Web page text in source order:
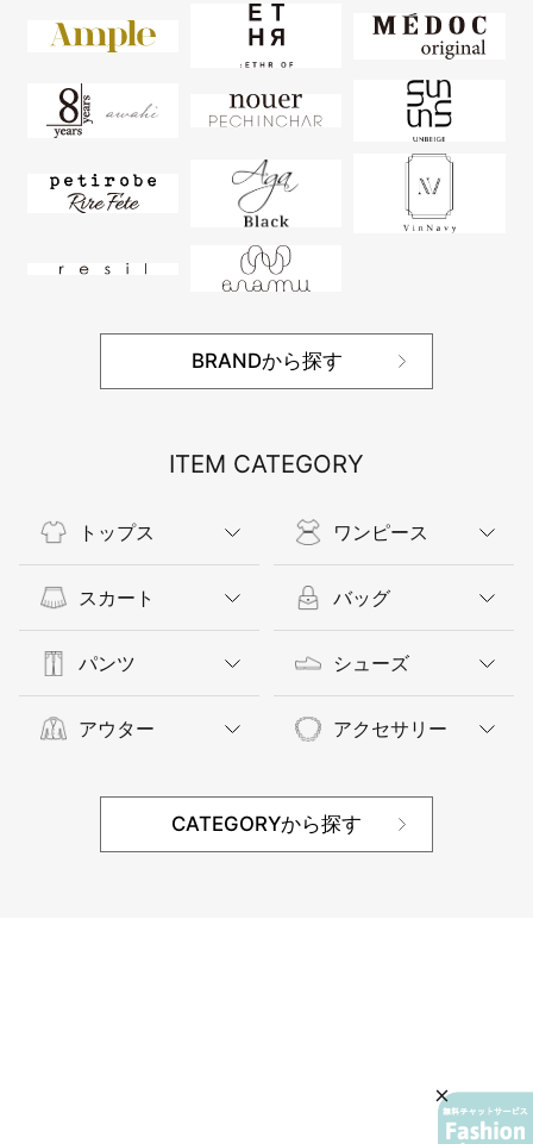
BRANDから探す
ITEM CATEGORY
トップス
スカート
パンツ
アウター
ワンピース
バッグ
シューズ
アクセサリー
CATEGORYから探す